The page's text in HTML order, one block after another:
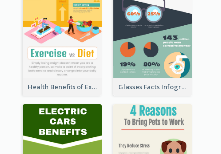
Health Benefits of Exercise for Kids Infographic Glasses Facts Infographic